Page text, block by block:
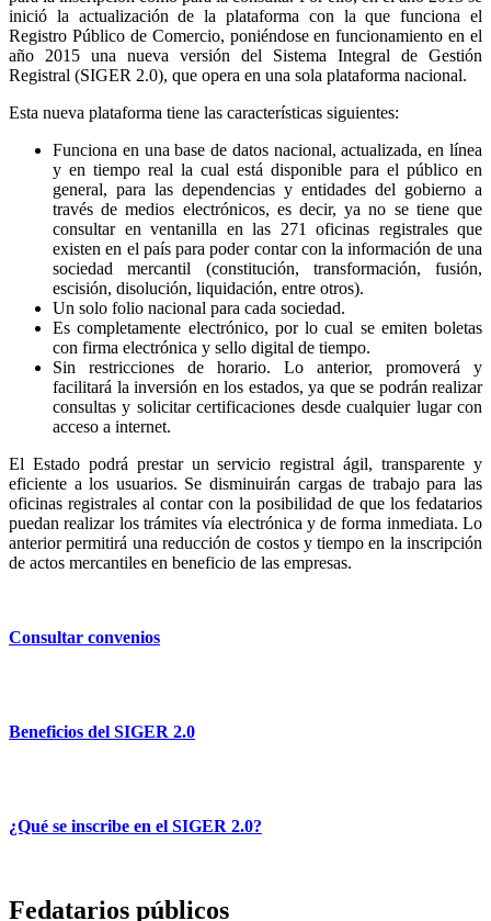
inició la actualización de la plataforma con la que funciona el
Registro Público de Comercio, poniéndose en funcionamiento en el
año 2015 una nueva versión del Sistema Integral de Gestión
Registral (SIGER 2.0), que opera en una sola plataforma nacional.
Esta nueva plataforma tiene las características siguientes:
Funciona en una base de datos nacional, actualizada, en línea
y en tiempo real la cual está disponible para el público en
general, para las dependencias y entidades del gobierno a
través de medios electrónicos, es decir, ya no se tiene que
consultar en ventanilla en las 271 oficinas registrales que
existen en el país para poder contar con la información de una
sociedad mercantil (constitución, transformación, fusión,
escisión, disolución, liquidación, entre otros).
Un solo folio nacional para cada sociedad.
Es completamente electrónico, por lo cual se emiten boletas
con firma electrónica y sello digital de tiempo.
Sin restricciones de horario. Lo anterior, promoverá y
facilitará la inversión en los estados, ya que se podrán realizar
consultas y solicitar certificaciones desde cualquier lugar con
acceso a internet.
El Estado podrá prestar un servicio registral ágil, transparente y
eficiente a los usuarios. Se disminuirán cargas de trabajo para las
oficinas registrales al contar con la posibilidad de que los fedatarios
puedan realizar los trámites vía electrónica y de forma inmediata. Lo
anterior permitirá una reducción de costos y tiempo en la inscripción
de actos mercantiles en beneficio de las empresas.
Consultar convenios
Beneficios del SIGER 2.0
¿Qué se inscribe en el SIGER 2.0?
Fedatarios públicos